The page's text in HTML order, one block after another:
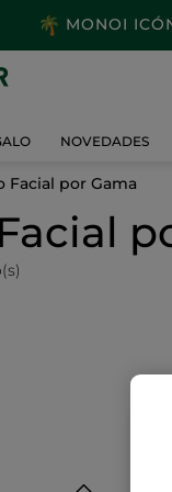
MONOI
NOVEDADES
Facial por Gama